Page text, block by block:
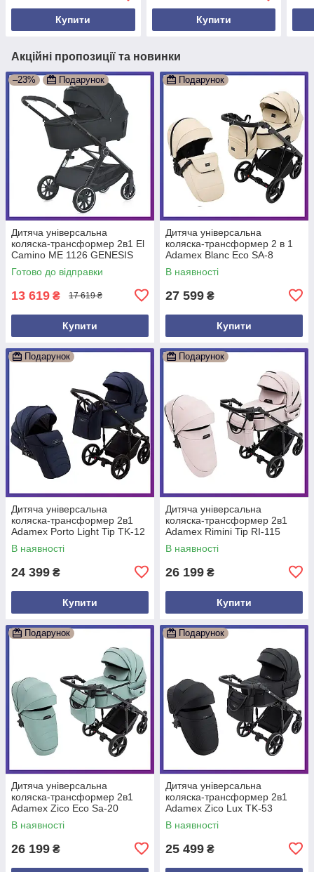
Купити Купити
Акційні пропозиції та новинки
–23% Подарунок
Дитяча універсальна
коляска-трансформер 2в1 El
Camino ME 1126 GENESIS
дощовик москітна сітка
Чорний
Готово до відправки
13 619 ₴ 17 619 ₴
Купити
Подарунок
Дитяча універсальна
коляска-трансформер 2 в 1
Adamex Blanc Eco SA-8
бежевий дощовик москітна
сітка
В наявності
27 599 ₴
Купити
Подарунок
Дитяча універсальна
коляска-трансформер 2в1
Adamex Porto Light Tip TK-12
синій дощовик москітна сітка
В наявності
24 399 ₴
Купити
Подарунок
Дитяча універсальна
коляска-трансформер 2в1
Adamex Rimini Tip RI-115
дощовик москітна сітка
В наявності
26 199 ₴
Купити
Подарунок
Дитяча універсальна
коляска-трансформер 2в1
Adamex Zico Eco Sa-20
нефрит дощовик москітна
сітка
В наявності
26 199 ₴
Подарунок
Дитяча універсальна
коляска-трансформер 2в1
Adamex Zico Lux TK-53
чорний дощовик москітна
сітка
В наявності
25 499 ₴